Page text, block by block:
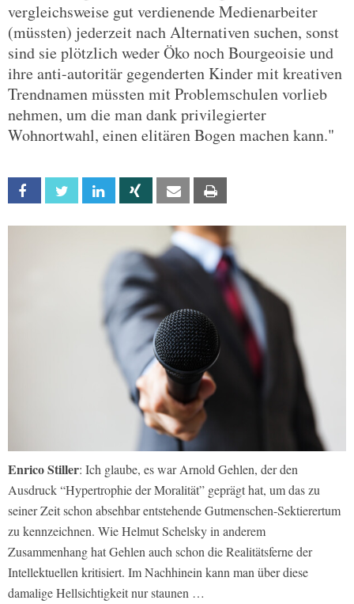
vergleichsweise gut verdienende Medienarbeiter
(müssten) jederzeit nach Alternativen suchen, sonst
sind sie plötzlich weder Öko noch Bourgeoisie und
ihre anti-autoritär gegenderten Kinder mit kreativen
Trendnamen müssten mit Problemschulen vorlieb
nehmen, um die man dank privilegierter
Wohnortwahl, einen elitären Bogen machen kann."
Facebook Twitter Linkedin Xing Email
Enrico Stiller: Ich glaube, es war Arnold Gehlen, der den
Ausdruck “Hypertrophie der Moralität” geprägt hat, um das zu
seiner Zeit schon absehbar entstehende Gutmenschen-Sektierertum
zu kennzeichnen. Wie Helmut Schelsky in anderem
Zusammenhang hat Gehlen auch schon die Realitätsferne der
Intellektuellen kritisiert. Im Nachhinein kann man über diese
damalige Hellsichtigkeit nur staunen …